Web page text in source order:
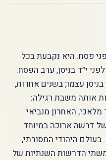
פסח. היא נקבעת בכל
י״ד בניסן, ערב הפסח.
עצמו; בשנים אחרות,
אותה משבת רגילה:
האחרון מנביאי
דרשה ארוכה במיוחד
היהודי המסורתי,
הדרשות השנתיות של